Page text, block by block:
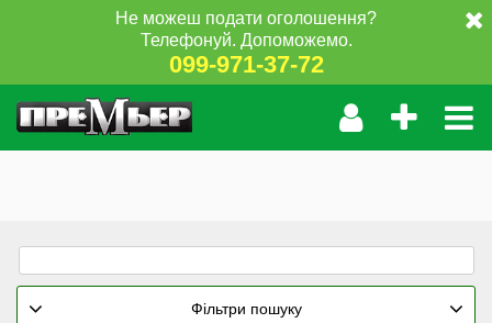
Не можеш подати оголошення?
Телефонуй. Допоможемо.
099-971-37-72
Фільтри пошуку